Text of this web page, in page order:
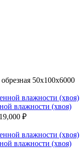
50х100х6000
влажности (хвоя)
₽
влажности (хвоя)